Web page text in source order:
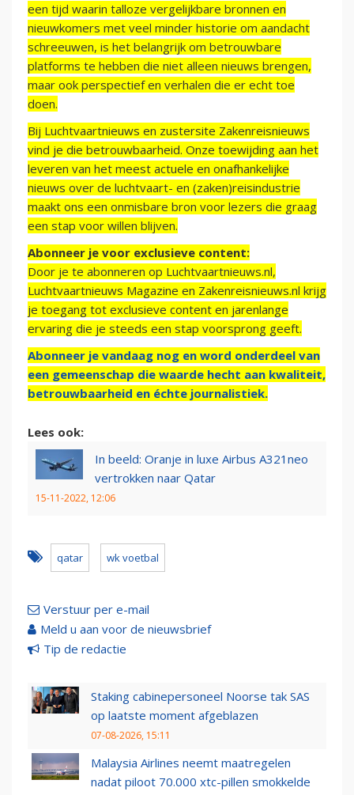
een tijd waarin talloze vergelijkbare bronnen en
nieuwkomers met veel minder historie om aandacht
schreeuwen, is het belangrijk om betrouwbare
platforms te hebben die niet alleen nieuws brengen,
maar ook perspectief en verhalen die er echt toe
doen.
Bij Luchtvaartnieuws en zustersite Zakenreisnieuws
vind je die betrouwbaarheid. Onze toewijding aan het
leveren van het meest actuele en onafhankelijke
nieuws over de luchtvaart- en (zaken)reisindustrie
maakt ons een onmisbare bron voor lezers die graag
een stap voor willen blijven.
Abonneer je voor exclusieve content:
Door je te abonneren op Luchtvaartnieuws.nl,
Luchtvaartnieuws Magazine en Zakenreisnieuws.nl krijg
je toegang tot exclusieve content en jarenlange
ervaring die je steeds een stap voorsprong geeft.
Abonneer je vandaag nog en word onderdeel van
een gemeenschap die waarde hecht aan kwaliteit,
betrouwbaarheid en échte journalistiek.
Lees ook:
In beeld: Oranje in luxe Airbus A321neo
vertrokken naar Qatar
15-11-2022, 12:06
qatar wk voetbal
Verstuur per e-mail
Meld u aan voor de nieuwsbrief
Tip de redactie
Staking cabinepersoneel Noorse tak SAS
op laatste moment afgeblazen
07-08-2026, 15:11
Malaysia Airlines neemt maatregelen
nadat piloot 70.000 xtc-pillen smokkelde